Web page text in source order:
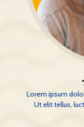
Lorem ipsum
Ut elit tellus,